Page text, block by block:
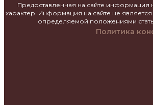
Предоставленная на сайте информация
характер. Информация на сайте не
определяемой положениями
Политика